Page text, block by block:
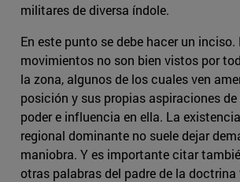
militares de diversa índole.
En este punto se debe hacer un inciso.
movimientos no son bien vistos por
la zona, algunos de los cuales ven
posición y sus propias aspiraciones
poder e influencia en ella. La
regional dominante no suele dejar
maniobra. Y es importante citar
otras palabras del padre de la doctrina